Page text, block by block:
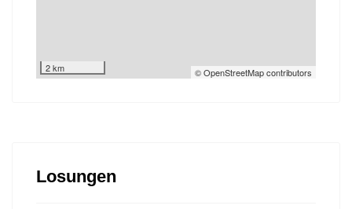
2 km © OpenStreetMap contributors
Losungen